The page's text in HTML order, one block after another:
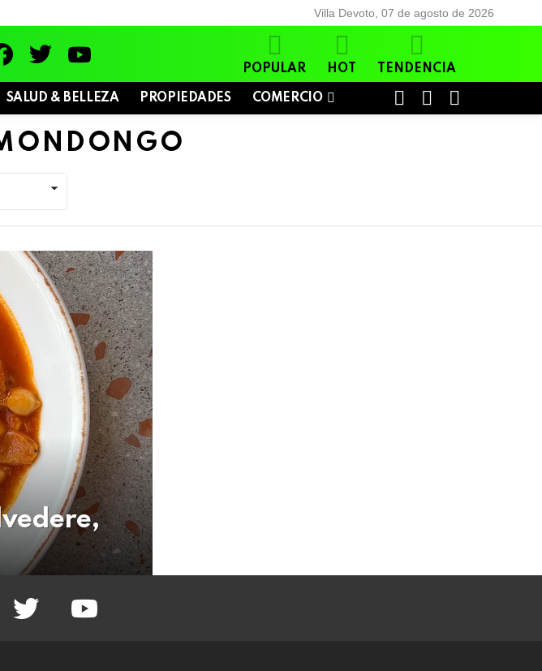
Villa Devoto, 07 de agosto de 2026
POPULAR HOT TENDENCIA
SALUD & BELLEZA PROPIEDADES COMERCIO
SWITCH
twitter